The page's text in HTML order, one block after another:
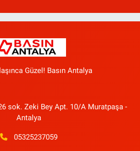
Güzel! Basın Antalya
sok. Zeki Bey Apt. 10/A Muratpaşa -
Antalya
05325237059